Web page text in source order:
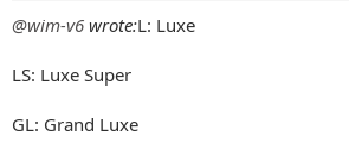
@wim-v6 wrote:L: Luxe
LS: Luxe Super
GL: Grand Luxe